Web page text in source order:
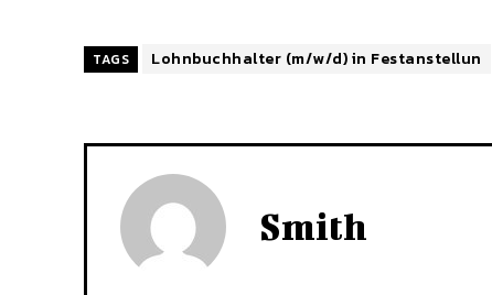
TAGS Lohnbuchhalter (m/w/d) in Festanstellun
Smith